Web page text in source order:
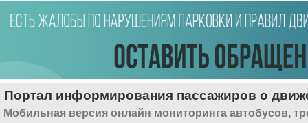
Портал информирования пассажиров о
Мобильная версия онлайн мониторинга автобусов,